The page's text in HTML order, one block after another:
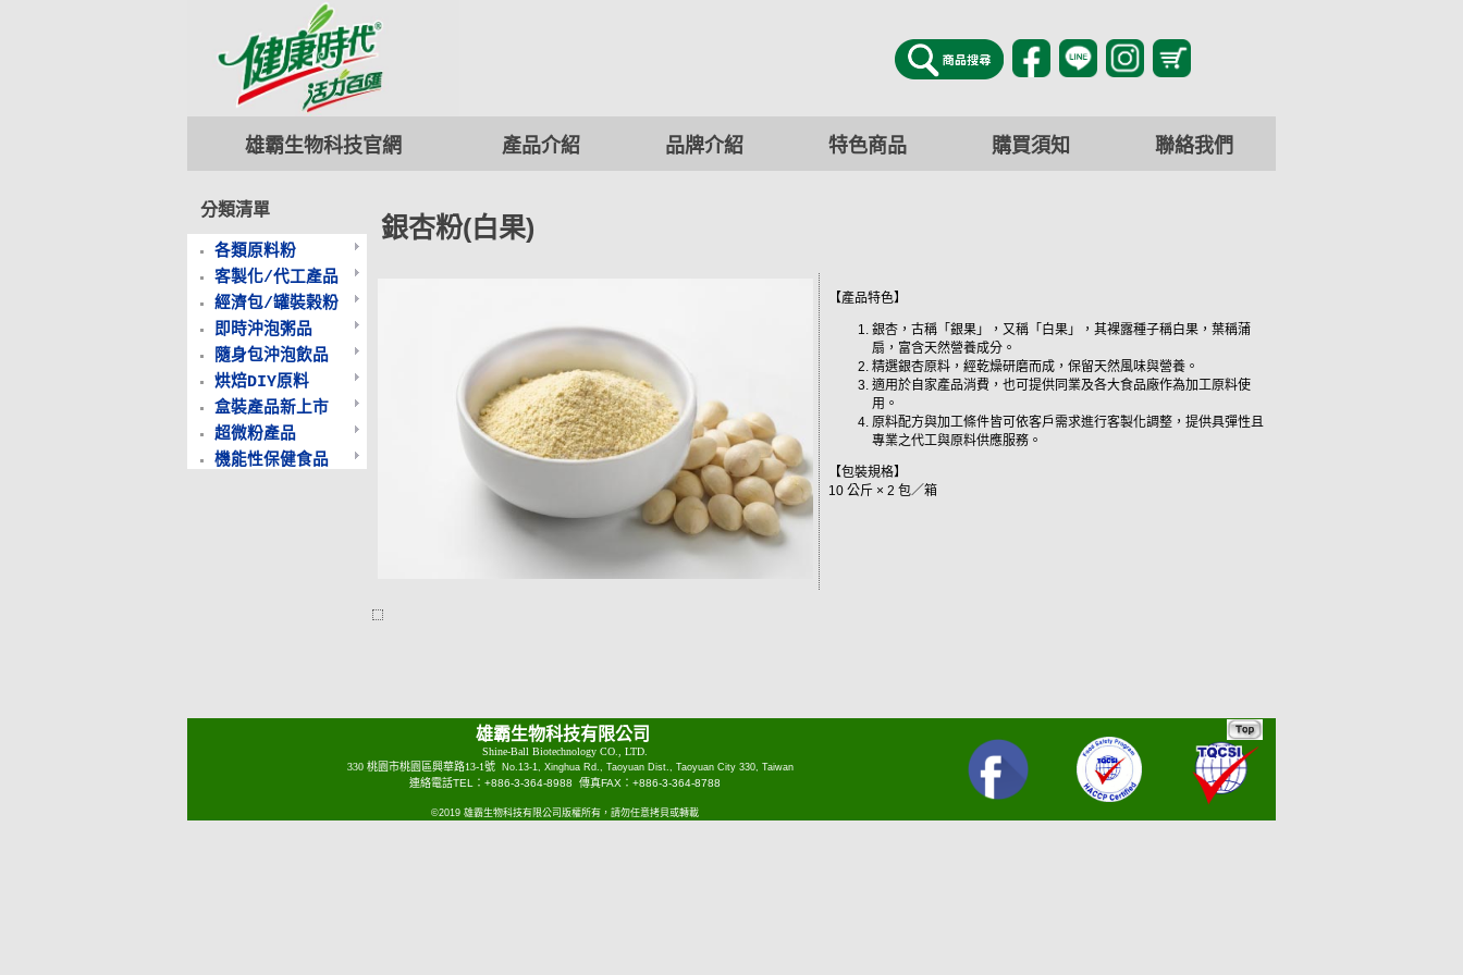
雄霸生物科技官網 產品介紹 品牌介紹 特色商品 購買須知 聯絡我們
分類清單
各類原料粉
客製化/代工產品
經濟包/罐裝榖粉
即時沖泡粥品
隨身包沖泡飲品
烘焙DIY原料
盒裝產品新上市
超微粉產品
機能性保健食品
銀杏粉(白果)
【產品特色】
銀杏，古稱「銀果」，又稱「白果」，其裸露種子稱白果，葉稱蒲
扇，富含天然營養成分。
精選銀杏原料，經乾燥研磨而成，保留天然風味與營養。
適用於自家產品消費，也可提供同業及各大食品廠作為加工原料使
用。
原料配方與加工條件皆可依客戶需求進行客製化調整，提供具彈性且
專業之代工與原料供應服務。
【包裝規格】
10 公斤 × 2 包／箱
雄霸生物科技有限公司
Shine-Ball Biotechnology CO., LTD.
330 桃園市桃園區興華路13-1號
No.13-1, Xinghua Rd., Taoyuan Dist., Taoyuan City 330, Taiwan
連絡電話TEL：+886-3-364-8988 傳真FAX：+886-3-364-8788
©2019 雄霸生物科技有限公司版權所有，請勿任意拷貝或轉載